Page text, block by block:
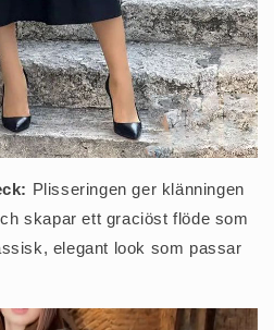
Plisseringen ger klänningen
skapar ett graciöst flöde som
elegant look som passar